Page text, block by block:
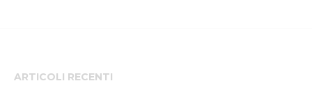
ARTICOLI RECENTI